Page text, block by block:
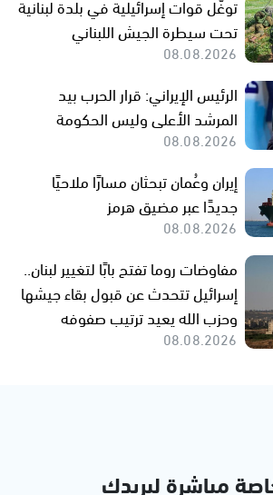
تحت سيطرة الجيش اللبناني
08.08.2026
الرئيس الإيراني: قرار الحرب بيد
المرشد الأعلى وليس الحكومة
08.08.2026
إيران وعُمان تبحثان مسارًا ملاحيًا
جديدًا عبر مضيق هرمز
08.08.2026
مفاوضات روما تفتح بابًا لتغيير لبنان..
إسرائيل تتحدث عن قبول بقاء جيشها
وحزب الله يعيد ترتيب صفوفه
08.08.2026
مباشرة لبريدك